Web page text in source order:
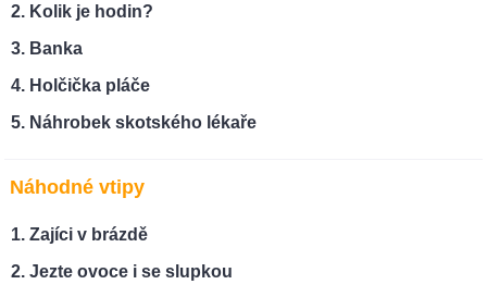
Kolik je hodin?
Banka
Holčička pláče
Náhrobek skotského lékaře
Náhodné vtipy
Zajíci v brázdě
Jezte ovoce i se slupkou